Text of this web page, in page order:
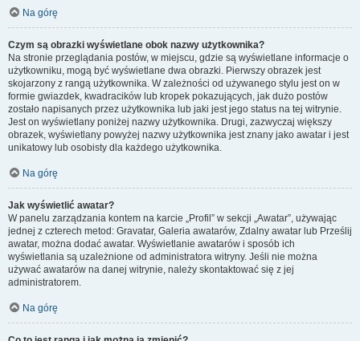
Na górę
Czym są obrazki wyświetlane obok nazwy użytkownika?
Na stronie przeglądania postów, w miejscu, gdzie są wyświetlane informacje o
użytkowniku, mogą być wyświetlane dwa obrazki. Pierwszy obrazek jest
skojarzony z rangą użytkownika. W zależności od używanego stylu jest on w
formie gwiazdek, kwadracików lub kropek pokazujących, jak dużo postów
zostało napisanych przez użytkownika lub jaki jest jego status na tej witrynie.
Jest on wyświetlany poniżej nazwy użytkownika. Drugi, zazwyczaj większy
obrazek, wyświetlany powyżej nazwy użytkownika jest znany jako awatar i jest
unikatowy lub osobisty dla każdego użytkownika.
Na górę
Jak wyświetlić awatar?
W panelu zarządzania kontem na karcie „Profil” w sekcji „Awatar”, używając
jednej z czterech metod: Gravatar, Galeria awatarów, Zdalny awatar lub Prześlij
awatar, można dodać awatar. Wyświetlanie awatarów i sposób ich
wyświetlania są uzależnione od administratora witryny. Jeśli nie można
używać awatarów na danej witrynie, należy skontaktować się z jej
administratorem.
Na górę